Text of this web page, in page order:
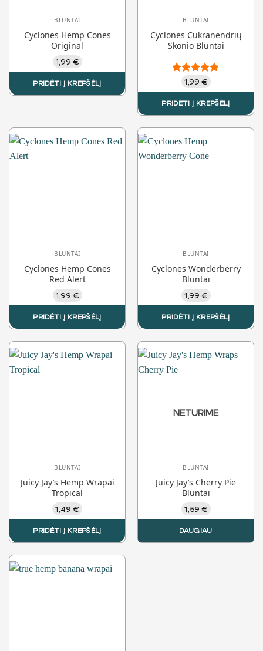
BLUNTAI
Cyclones Hemp Cones
Original
1,99 €
PRIDĖTI Į KREPŠĖLĮ
BLUNTAI
Cyclones Cukranendrių
Skonio Bluntai
Įvertinimas:
5.00iš 5
1,99 €
PRIDĖTI Į KREPŠĖLĮ
BLUNTAI
Cyclones Hemp Cones
Red Alert
1,99 €
PRIDĖTI Į KREPŠĖLĮ
BLUNTAI
Cyclones Wonderberry
Bluntai
1,99 €
PRIDĖTI Į KREPŠĖLĮ
BLUNTAI
Juicy Jay’s Hemp Wrapai
Tropical
1,49 €
PRIDĖTI Į KREPŠĖLĮ
NETURIME
BLUNTAI
Juicy Jay’s Cherry Pie
Bluntai
1,59 €
DAUGIAU